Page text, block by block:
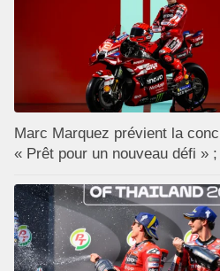
Marc Marquez prévient la
« Prêt pour un nouveau défi » ;